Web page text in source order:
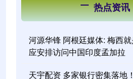
热点资讯
河源华锋 阿根廷媒体: 梅西
应安排访问中国印度孟加拉
天宇配资 多家银行密集落地